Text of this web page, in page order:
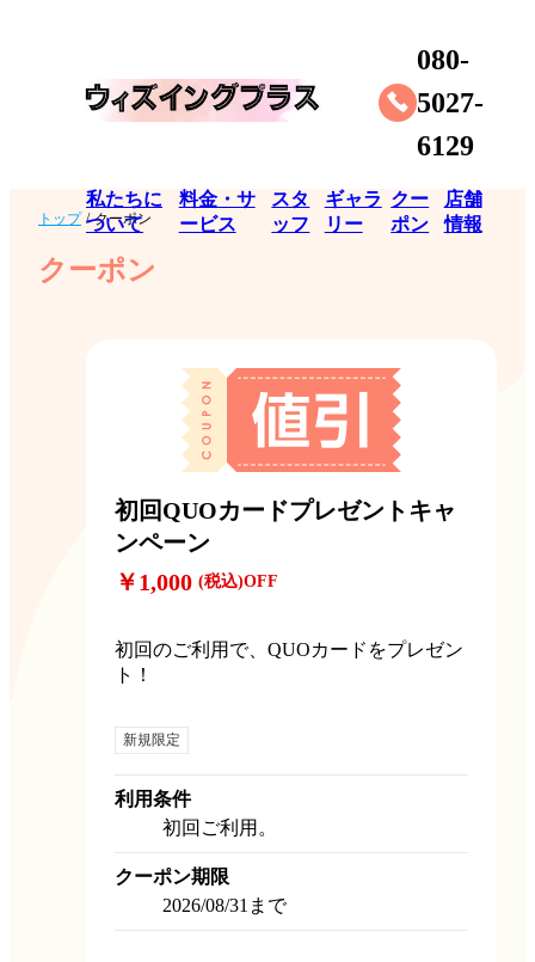
080-
5027-
6129
私たちに
ついて
料金・サ
ービス
スタ
ッフ
ギャラ
リー
クー
ポン
店舗
情報
トップ / クーポン
クーポン
初回QUOカードプレゼントキャ
ンペーン
￥1,000 (税込)OFF
初回のご利用で、QUOカードをプレゼン
ト！
新規限定
利用条件
初回ご利用。
クーポン期限
2026/08/31まで